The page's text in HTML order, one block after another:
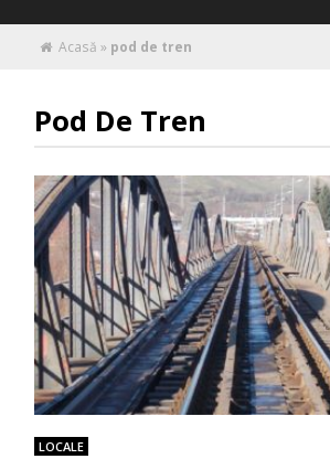
Acasă » pod de tren
Pod De Tren
LOCALE